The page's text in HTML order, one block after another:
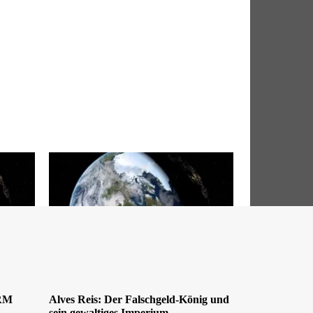
Alves Reis: Der Falschgeld-König und